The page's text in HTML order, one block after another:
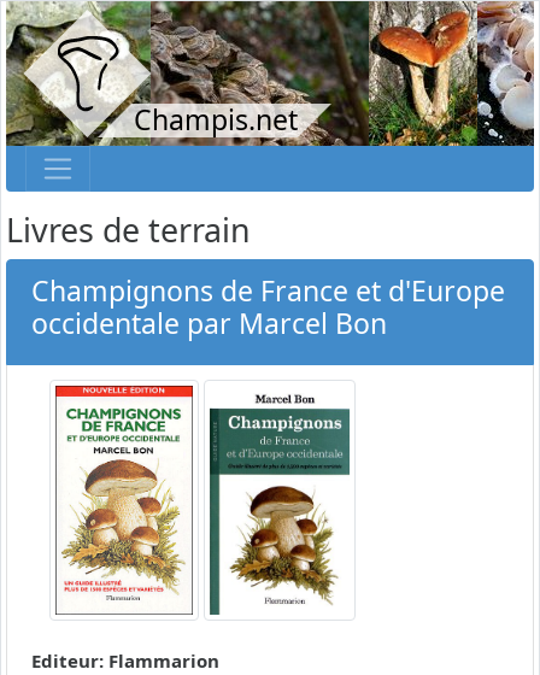
Champis.net
Livres de terrain
Champignons de France et d'Europe
occidentale par Marcel Bon
Editeur: Flammarion